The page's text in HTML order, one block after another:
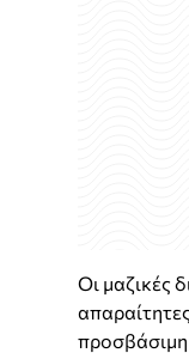
Οι μαζικές
προσβάσιμη